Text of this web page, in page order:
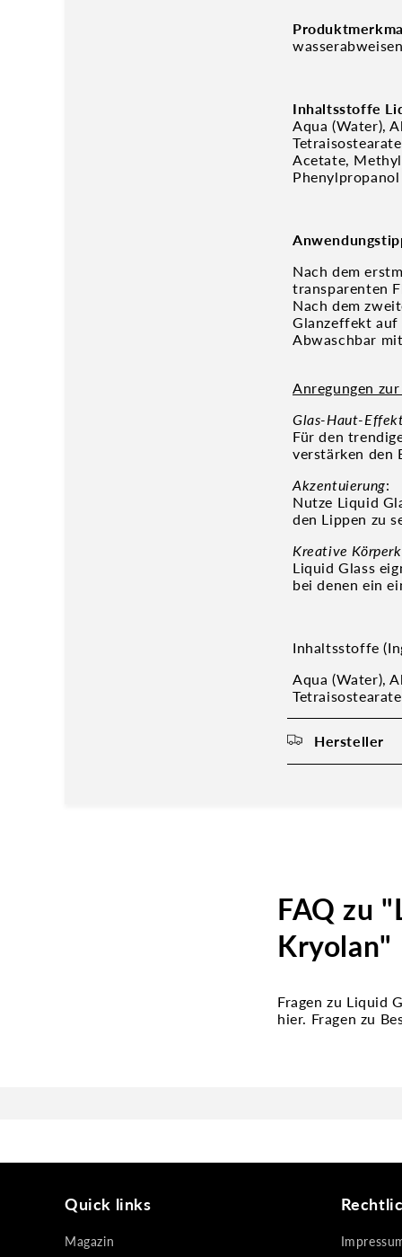
Inhaltsstoffe
Aqua (Water),
Acetate,
Phenylpropanol
Nach dem
transparenten
Nach dem
Glanzeffekt auf
Abwaschbar
Anregungen
Glas-Haut-
Für den
verstärken den
Akzentuierung:
Nutze Liquid
den Lippen zu
Kreative
Liquid Glass
bei denen ein
Inhaltsstoffe
Aqua (Water),
Hersteller
FAQ zu
Kryolan"
Fragen zu Liquid
hier. Fragen zu
Quick links
Magazin